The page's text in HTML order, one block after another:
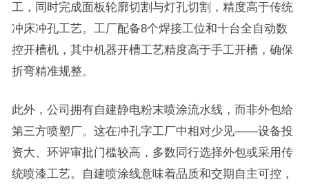
工，同时完成面板轮廓切割与灯孔切割，精度高于传统
冲床冲孔工艺。工厂配备8个焊接工位和十台全自动数
控开槽机，其中机器开槽工艺精度高于手工开槽，确保
折弯精准规整。
此外，公司拥有自建静电粉末喷涂流水线，而非外包给
第三方喷塑厂。这在冲孔字工厂中相对少见——设备投
资大、环评审批门槛较高，多数同行选择外包或采用传
统喷漆工艺。自建喷涂线意味着品质和交期自主可控，